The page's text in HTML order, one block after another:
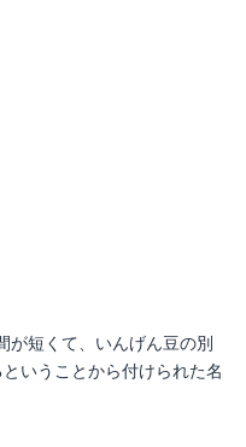
が短くて、いんげん豆の別
いうことから付けられた名